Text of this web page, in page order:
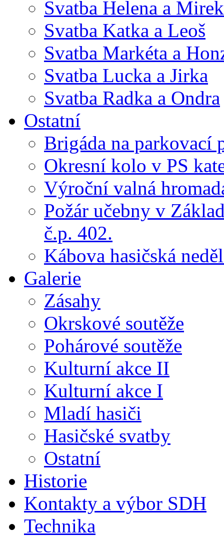
Svatba Helena a Mirek
Svatba Katka a Leoš
Svatba Markéta a
Svatba Lucka a Jirka
Svatba Radka a Ondra
Ostatní
Brigáda na parkovací
Okresní kolo v PS
Výroční valná
Požár učebny v
č.p. 402.
Kábova hasičská
Galerie
Zásahy
Okrskové soutěže
Pohárové soutěže
Kulturní akce II
Kulturní akce I
Mladí hasiči
Hasičské svatby
Ostatní
Historie
Kontakty a výbor SDH
Technika